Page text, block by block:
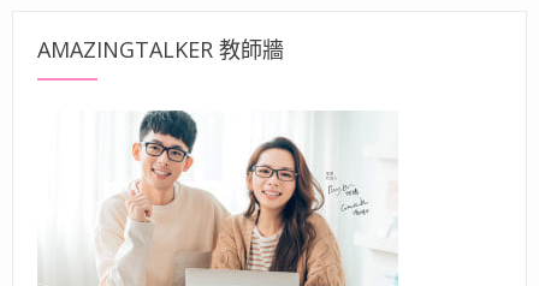
AMAZINGTALKER 教師牆